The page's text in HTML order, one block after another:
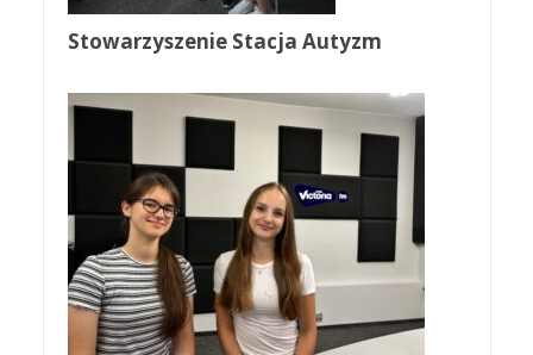
Stowarzyszenie Stacja Autyzm